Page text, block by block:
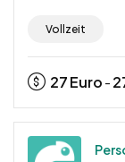
Vollzeit
27Euro -